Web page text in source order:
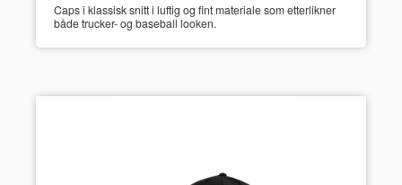
Caps i klassisk snitt i luftig og fint materiale som etterlikner
både trucker- og baseball looken.